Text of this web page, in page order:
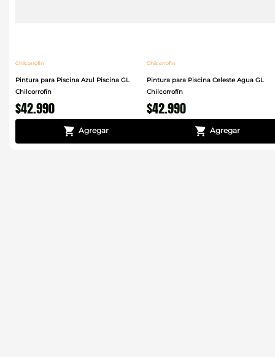
Chilcorrofin
Pintura para Piscina Azul Piscina GL
Chilcorrofín
$42.990
Chilcorrofin
Pintura para Piscina Celeste Agua GL
Chilcorrofín
$42.990